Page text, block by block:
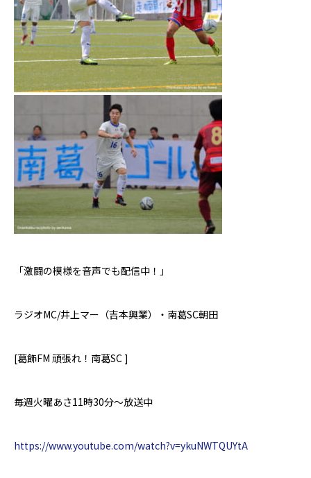
「激闘の模様を音声でも配信中！」
ラジオMC/井上マー（吉本興業）・南葛SC朝田
[葛飾FM 頑張れ！南葛SC ]
毎週火曜あさ11時30分～放送中
https://www.youtube.com/watch?v=ykuNWTQUYtA